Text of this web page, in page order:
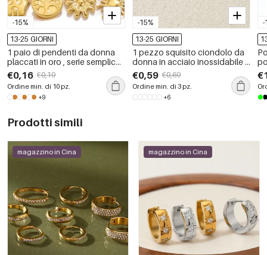
-15%
13-25 GIORNI
1 paio di pendenti da donna
placcati in oro , serie semplice,
stile retrò, cartone animato
€0,16 €0,19
Ordine min. di 10 pz.
+9
-15%
13-25 GIORNI
1 pezzo squisito ciondolo da
donna in acciaio inossidabile a
forma di trifoglio, impermeabile,
color oro
€0,59 €0,69
Ordine min. di 3 pz.
+6
-
Prodotti simili
magazzino in Cina magazzino in Cina